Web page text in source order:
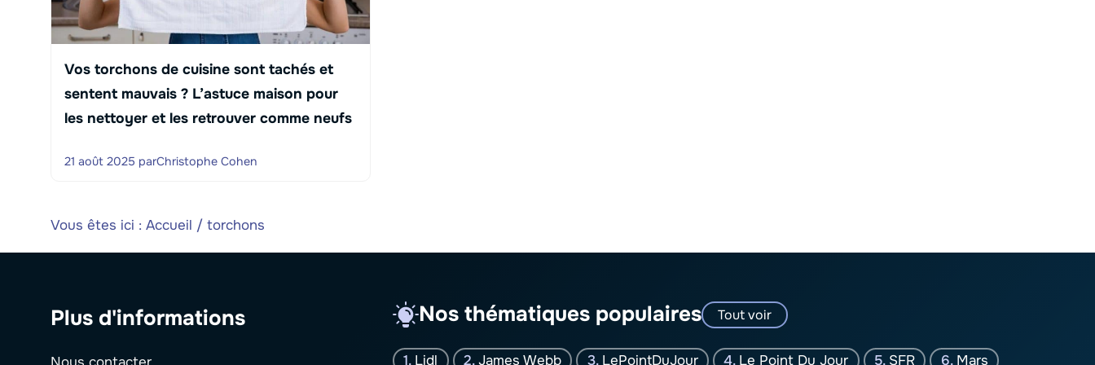
Vos torchons de cuisine sont tachés et
sentent mauvais ? L’astuce maison pour
les nettoyer et les retrouver comme neufs
21 août 2025 parChristophe Cohen
Vous êtes ici : Accueil / torchons
Plus d'informations Nos thématiques populaires Tout voir
Lidl James Webb LePointDuJour Le Point Du Jour SFR Mars